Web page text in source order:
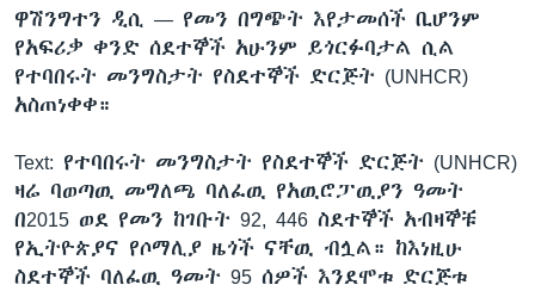
ዋሽንግተን ዲሲ — የመን በግጭት እየታመሰች ቢሆንም
የአፍሪቃ ቀንድ ሰደተኞች አሁንም ይጎርፉባታል ሲል
የተባበሩት መንግስታት የስደተኞች ድርጅት (UNHCR)
አስጠነቀቀ።
Text: የተባበሩት መንግስታት የስደተኞች ድርጅት (UNHCR)
ዛሬ ባወጣዉ መግለጫ ባለፈዉ የአዉሮፓዉያን ዓመት
በ2015 ወደ የመን ከገቡት 92, 446 ስደተኞች አብዛኞቹ
የኢትዮጵያና የሶማሊያ ዜጎች ናቸዉ ብሏል። ከእነዚሁ
ስደተኞች ባለፈዉ ዓመት 95 ሰዎች እንደሞቱ ድርጅቱ